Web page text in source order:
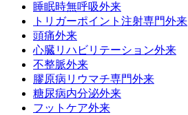
睡眠時無呼吸外来
トリガーポイント注射専門外来
頭痛外来
心臓リハビリテーション外来
不整脈外来
膠原病リウマチ専門外来
糖尿病内分泌外来
フットケア外来